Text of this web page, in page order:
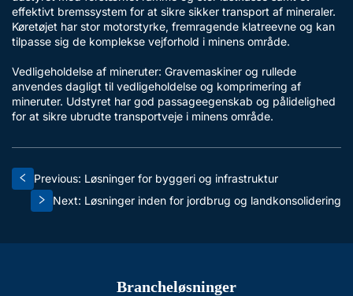
effektivt bremssystem for at sikre sikker transport af mineraler.
Køretøjet har stor motorstyrke, fremragende klatreevne og kan
tilpasse sig de komplekse vejforhold i minens område.
Vedligeholdelse af mineruter: Gravemaskiner og rullede
anvendes dagligt til vedligeholdelse og komprimering af
mineruter. Udstyret har god passageegenskab og pålidelighed
for at sikre ubrudte transportveje i minens område.
Previous: Løsninger for byggeri og infrastruktur
Next: Løsninger inden for jordbrug og landkonsolidering
Brancheløsninger